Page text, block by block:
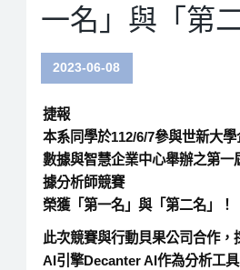
一名」與「第二
2023-06-08
捷報
本系同學於112/6/7參與世新大
數據與智慧企業中心舉辦之第一
據分析師競賽
榮獲「第一名」與「第二名」 ！
此次競賽與行動貝果公司合作，
AI引擎Decanter AI作為分析工